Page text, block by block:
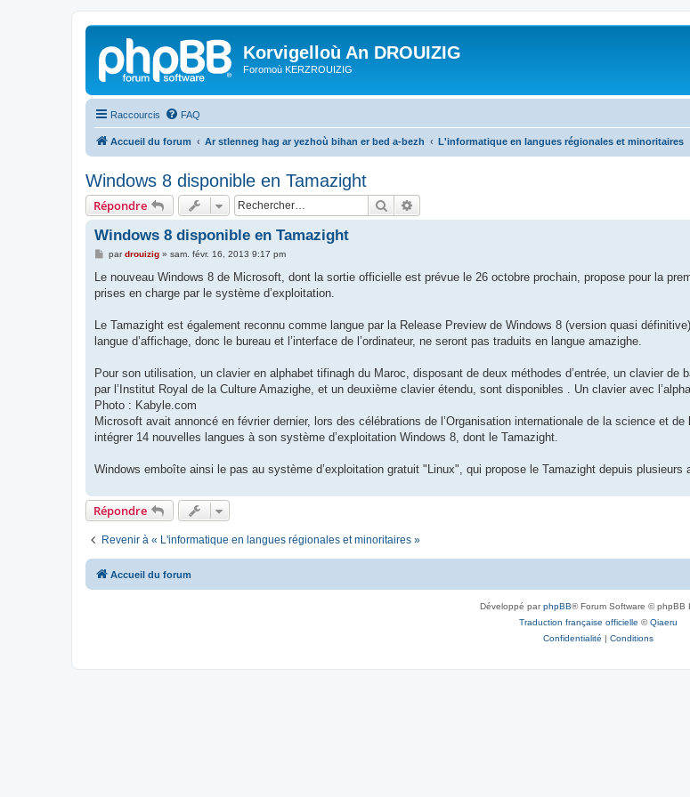
Korvigelloù An DROUIZIG
Foromoù KERZROUIZIG
Raccourcis FAQ
Accueil du forum Ar stlenneg hag ar yezhoù bihan er bed a-bezh L'informatique en langues régionales et minoritaires
Windows 8 disponible en Tamazight
Répondre Rechercher
Windows 8 disponible en Tamazight
M
s
a
pardrouizig» sam. févr. 16, 2013 9:17 pm
Le nouveau Windows 8 de Microsoft, dont la sortie officielle est prévue le 26 octobre prochain, propose pour la
prises en charge par le système d’exploitation.
Le Tamazight est également reconnu comme langue par la Release Preview de Windows 8 (version quasi
langue d’affichage, donc le bureau et l’interface de l’ordinateur, ne seront pas traduits en langue amazighe.
Pour son utilisation, un clavier en alphabet tifinagh du Maroc, disposant de deux méthodes d’entrée, un clavier de
par l’Institut Royal de la Culture Amazighe, et un deuxième clavier étendu, sont disponibles . Un clavier avec
Photo : Kabyle.com
Microsoft avait annoncé en février dernier, lors des célébrations de l’Organisation internationale de la science et
intégrer 14 nouvelles langues à son système d’exploitation Windows 8, dont le Tamazight.
Windows emboîte ainsi le pas au système d’exploitation gratuit "Linux", qui propose le Tamazight depuis plusieurs
Répondre
Revenir à « L'informatique en langues régionales et minoritaires »
Accueil du forum
Développé parphpBB® Forum Software © phpBB
Traduction française officielle ©Qiaeru
Confidentialité | Conditions